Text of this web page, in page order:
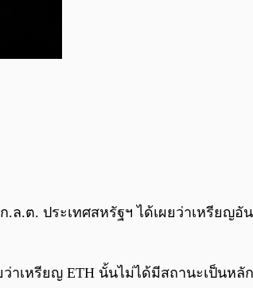
ก.ล.ต. ประเทศสหรัฐฯ ได้เผยว่าเหรียญ
าเหรียญ ETH นั้นไม่ได้มีสถานะเป็นหลั